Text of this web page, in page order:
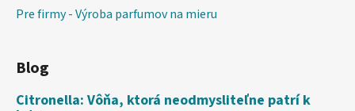
Pre firmy - Výroba parfumov na mieru
Blog
Citronella: Vôňa, ktorá neodmysliteľne patrí k